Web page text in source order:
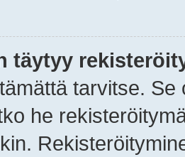
täytyy
tarvitse.
he